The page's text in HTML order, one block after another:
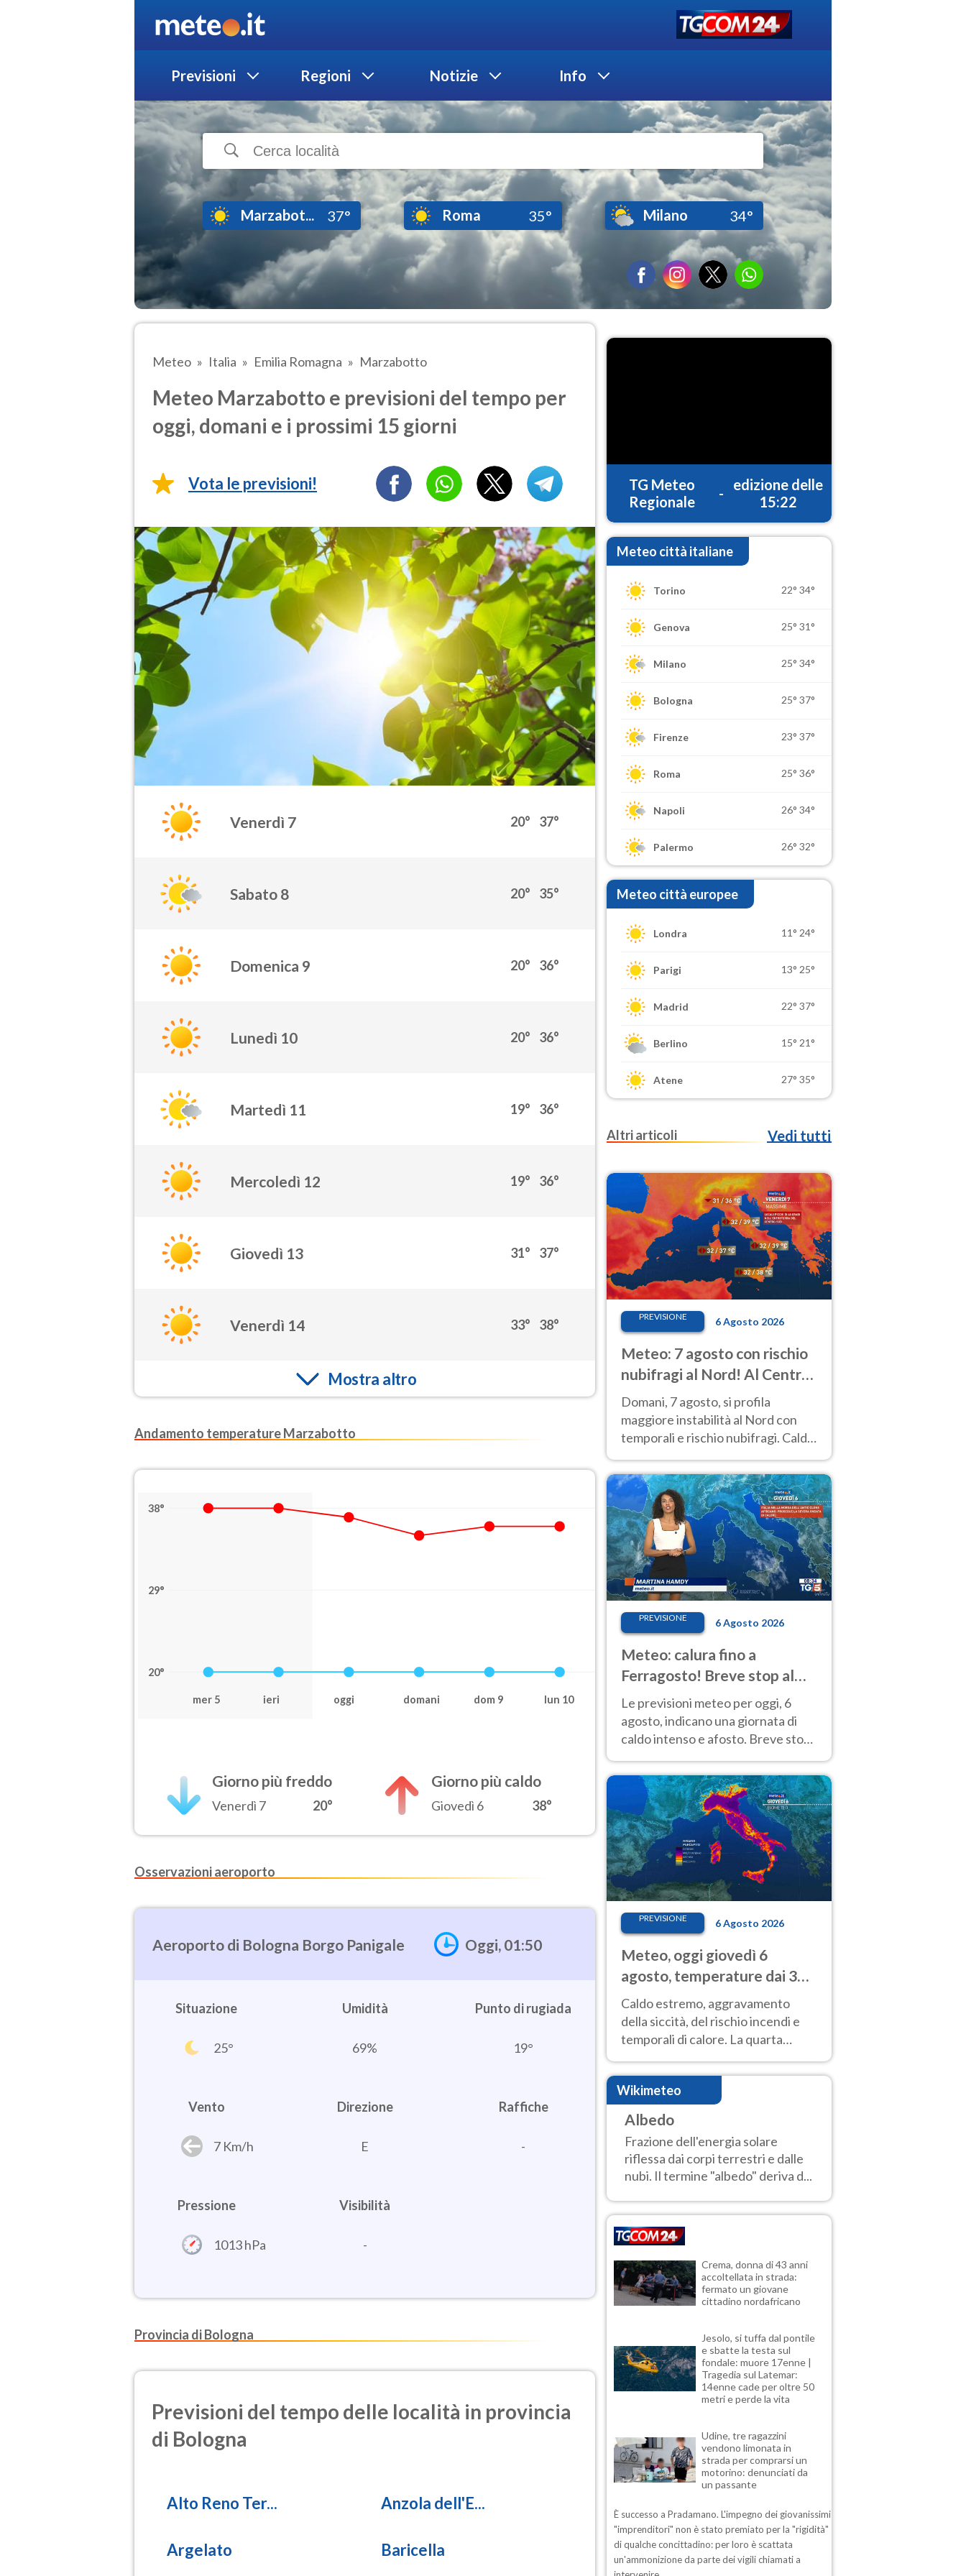
Previsioni Regioni Notizie Info
Marzabot... 37° Roma 35° Milano 34°
Meteo Italia Emilia Romagna Marzabotto
Meteo Marzabotto e previsioni del tempo per
oggi, domani e i prossimi 15 giorni
Vota le previsioni!
Venerdì 7 20° 37°
Sabato 8 20° 35°
Domenica 9 20° 36°
Lunedì 10 20° 36°
Martedì 11 19° 36°
Mercoledì 12 19° 36°
Giovedì 13 31° 37°
Venerdì 14 33° 38°
Mostra altro
Andamento temperature Marzabotto
38°
29°
20°
mer 5 ieri oggi domani dom 9 lun 10
Giorno più freddo
Venerdì 7 20°
Giorno più caldo
Giovedì 6 38°
Osservazioni aeroporto
Bologna Borgo Panigale Oggi, 01:50
Situazione
25°
Umidità
69% 19°
Vento
7 Km/h
Direzione
E
Raffiche
-
Pressione
1013 hPa
Visibilità
-
Provincia di Bologna
Previsioni del tempo delle località in provincia
di Bologna
Alto Reno Ter... Anzola dell'E...
Argelato Baricella
TG Meteo
Regionale
-
edizione delle
15:22
Meteo città italiane
Torino 22° 34°
Genova 25° 31°
Milano 25° 34°
Bologna 25° 37°
Firenze 23° 37°
Roma 25° 36°
Napoli 26° 34°
Palermo 26° 32°
Meteo città europee
Londra 11° 24°
Parigi 13° 25°
Madrid 22° 37°
Berlino 15° 21°
Atene 27° 35°
Altri articoli Vedi tutti
PREVISIONE 6 Agosto 2026
Meteo: 7 agosto con rischio
nubifragi al Nord! Al Centro-
Sud caldo estremo
Domani, 7 agosto, si profila
maggiore instabilità al Nord con
temporali e rischio nubifragi. Caldo
previsioni.
PREVISIONE 6 Agosto 2026
Meteo: calura fino a
Ferragosto! Breve stop al
Nord tra 7 e 9 agosto
Le previsioni meteo per oggi, 6
agosto, indicano una giornata di
caldo intenso e afosto. Breve stop
Nord.
PREVISIONE 6 Agosto 2026
Meteo, oggi giovedì 6
agosto, temperature dai 33
ai 40 gradi
Caldo estremo, aggravamento
della siccità, del rischio incendi e
temporali di calore. La quarta
intensa ondata di calore non dà
tregua e durerà fino Ferragosto
Wikimeteo
Albedo
Frazione dell'energia solare
riflessa dai corpi terrestri e dalle
nubi. Il termine "albedo" deriva d...
Crema, donna di 43 anni
accoltellata in strada:
fermato un giovane
cittadino nordafricano
Jesolo, si tuffa dal pontile
e sbatte la testa sul
fondale: muore 17enne |
Tragedia sul Latemar:
14enne cade per oltre 50
metri e perde la vita
Udine, tre ragazzini
vendono limonata in
strada per comprarsi un
motorino: denunciati da
un passante
È successo a Pradamano. L'impegno dei giovanissimi
"imprenditori" non è stato premiato per la "rigidità"
di qualche concittadino: per loro è scattata
un'ammonizione da parte dei vigili chiamati a